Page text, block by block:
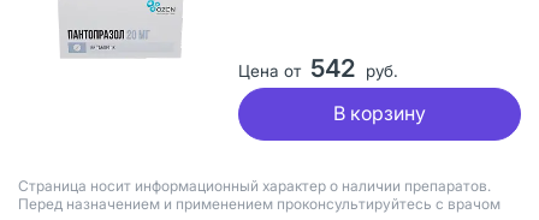
Цена от 542 руб.
В корзину
Страница носит информационный характер о наличии препаратов.
Перед назначением и применением проконсультируйтесь с врачом